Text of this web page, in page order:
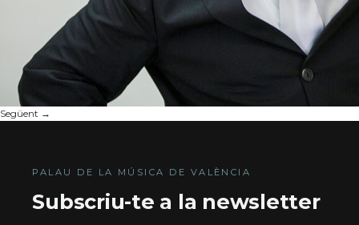
Següent →
PALAU DE LA MÚSICA DE VALÈNCIA
Subscriu-te a la newsletter